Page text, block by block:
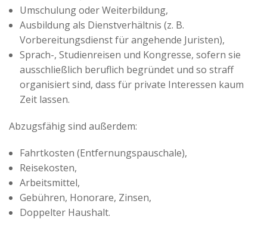
Umschulung oder Weiterbildung,
Ausbildung als Dienstverhältnis (z. B.
Vorbereitungsdienst für angehende Juristen),
Sprach-, Studienreisen und Kongresse, sofern sie
ausschließlich beruflich begründet und so straff
organisiert sind, dass für private Interessen kaum
Zeit lassen.
Abzugsfähig sind außerdem:
Fahrtkosten (Entfernungspauschale),
Reisekosten,
Arbeitsmittel,
Gebühren, Honorare, Zinsen,
Doppelter Haushalt.